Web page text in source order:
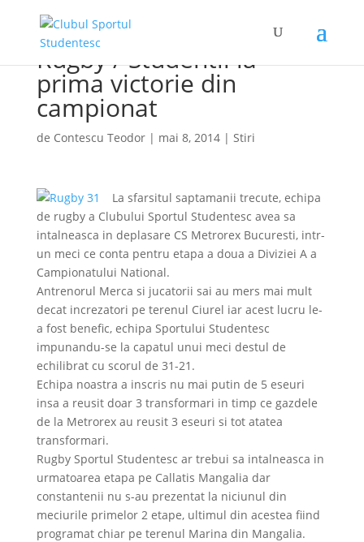
Rugby / Studentii la
prima victorie din
campionat
de Contescu Teodor| mai 8, 2014| Stiri
La sfarsitul saptamanii trecute, echipa
de rugby a Clubului Sportul Studentesc avea sa
intalneasca in deplasare CS Metrorex Bucuresti, intr-
un meci ce conta pentru etapa a doua a Diviziei A a
Campionatului National.
Antrenorul Merca si jucatorii sai au mers mai mult
decat increzatori pe terenul Ciurel iar acest lucru le-
a fost benefic, echipa Sportului Studentesc
impunandu-se la capatul unui meci destul de
echilibrat cu scorul de 31-21.
Echipa noastra a inscris nu mai putin de 5 eseuri
insa a reusit doar 3 transformari in timp ce gazdele
de la Metrorex au reusit 3 eseuri si tot atatea
transformari.
Rugby Sportul Studentesc ar trebui sa intalneasca in
urmatoarea etapa pe Callatis Mangalia dar
constantenii nu s-au prezentat la niciunul din
meciurile primelor 2 etape, ultimul din acestea fiind
programat chiar pe terenul Marina din Mangalia.